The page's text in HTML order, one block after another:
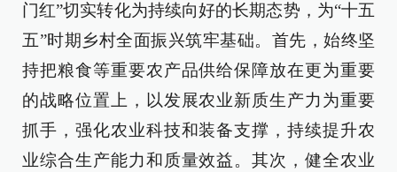
门红”切实转化为持续向好的长期态势，为“十五
五”时期乡村全面振兴筑牢基础。首先，始终坚
持把粮食等重要农产品供给保障放在更为重要
的战略位置上，以发展农业新质生产力为重要
抓手，强化农业科技和装备支撑，持续提升农
业综合生产能力和质量效益。其次，健全农业